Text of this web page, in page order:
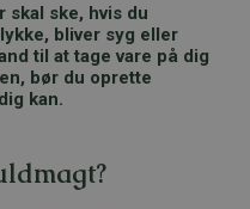
skal ske, hvis du
bliver syg eller
til at tage vare på dig
bør du oprette
kan.